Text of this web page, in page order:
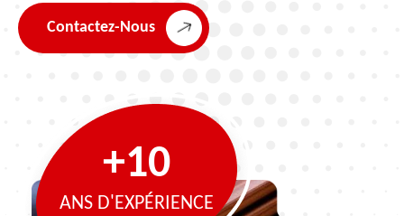
Contactez-Nous
+10
ANS D'EXPÉRIENCE